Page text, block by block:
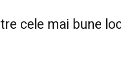
cele mai bune